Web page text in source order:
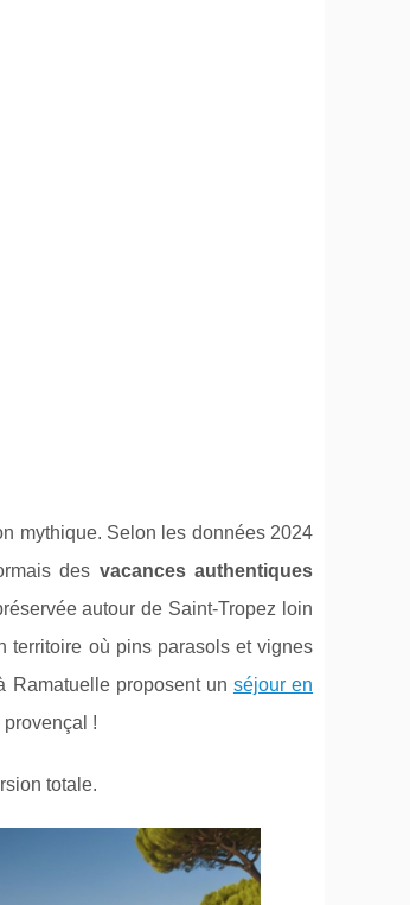
mythique. Selon les données 2024
des vacances authentiques
autour de Saint-Tropez loin
territoire où pins parasols et vignes
Ramatuelle proposent un séjour en
!
totale.